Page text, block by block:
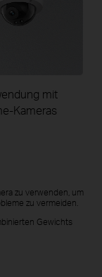
mit
Kameras
zu verwenden, um
zu vermeiden.
Gewichts